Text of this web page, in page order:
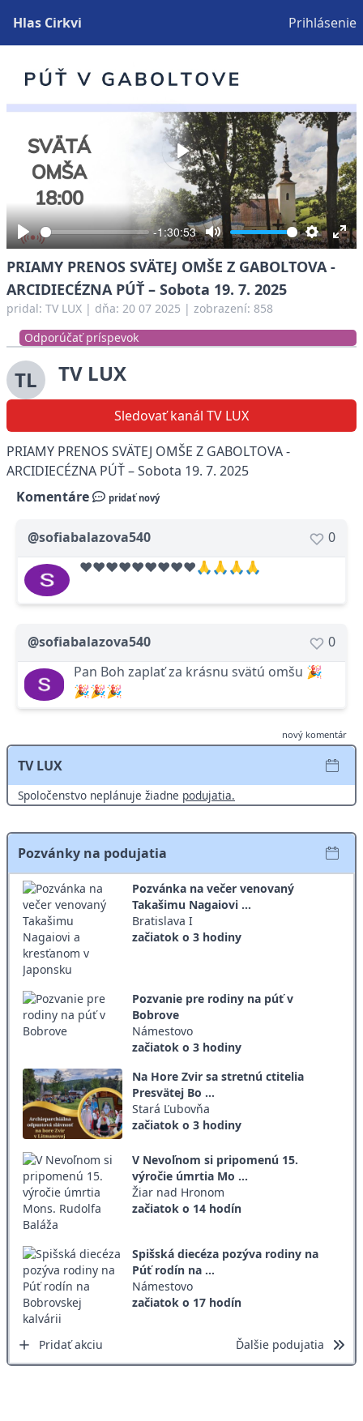
Hlas Cirkvi Prihlásenie
Play
-1:30:53
Mute Settings
Play
PRIAMY PRENOS SVÄTEJ OMŠE Z GABOLTOVA -
ARCIDIECÉZNA PÚŤ – Sobota 19. 7. 2025
pridal: TV LUX | dňa: 20 07 2025 | zobrazení: 858
Odporúčať príspevok
TL TV LUX
Sledovať kanál TV LUX
PRIAMY PRENOS SVÄTEJ OMŠE Z GABOLTOVA -
ARCIDIECÉZNA PÚŤ – Sobota 19. 7. 2025
Komentáre
pridať nový
@sofiabalazova540
0
❤❤❤❤❤❤❤❤❤🙏🙏🙏🙏
@sofiabalazova540
0
Pan Boh zaplať za krásnu svätú omšu 🎉
🎉🎉🎉
nový komentár
TV LUX
Spoločenstvo neplánuje žiadne podujatia.
Pozvánky na podujatia
Pozvánka na večer venovaný
Takašimu Nagaiovi ...
Bratislava I
začiatok o 3 hodiny
Pozvanie pre rodiny na púť v
Bobrove
Námestovo
začiatok o 3 hodiny
Na Hore Zvir sa stretnú ctitelia
Presvätej Bo ...
Stará Ľubovňa
začiatok o 3 hodiny
V Nevoľnom si pripomenú 15.
výročie úmrtia Mo ...
Žiar nad Hronom
začiatok o 14 hodín
Spišská diecéza pozýva rodiny na
Púť rodín na ...
Námestovo
začiatok o 17 hodín
Pridať akciu Ďalšie podujatia